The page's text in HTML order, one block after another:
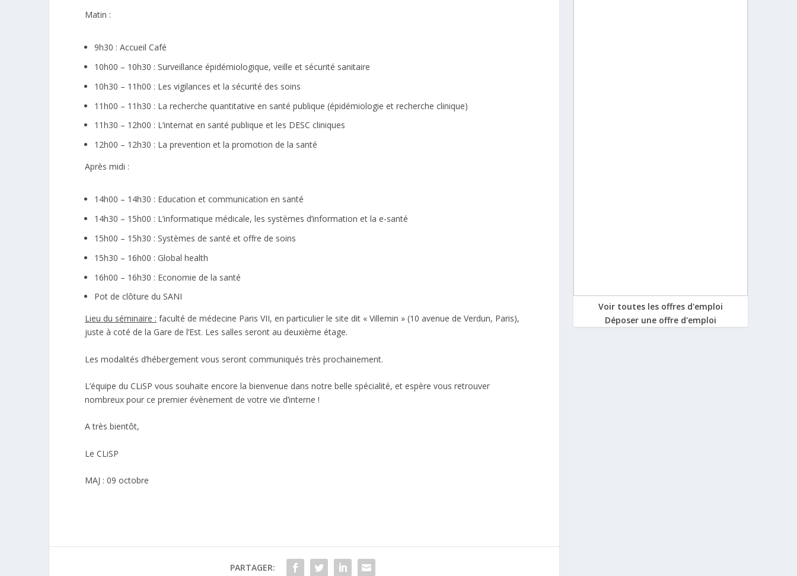
Matin :
9h30 : Accueil Café
10h00 – 10h30 : Surveillance épidémiologique, veille et sécurité sanitaire
10h30 – 11h00 : Les vigilances et la sécurité des soins
11h00 – 11h30 : La recherche quantitative en santé publique (épidémiologie et recherche clinique)
11h30 – 12h00 : L’internat en santé publique et les DESC cliniques
12h00 – 12h30 : La prevention et la promotion de la santé
Après midi :
14h00 – 14h30 : Education et communication en santé
14h30 – 15h00 : L’informatique médicale, les systèmes d’information et la e-santé
15h00 – 15h30 : Systèmes de santé et offre de soins
15h30 – 16h00 : Global health
16h00 – 16h30 : Economie de la santé
Pot de clôture du SANI
Lieu du séminaire : faculté de médecine Paris VII, en particulier le site dit « Villemin » (10 avenue de Verdun, Paris),
juste à coté de la Gare de l’Est. Les salles seront au deuxième étage.
Les modalités d’hébergement vous seront communiqués très prochainement.
L’équipe du CLiSP vous souhaite encore la bienvenue dans notre belle spécialité, et espère vous retrouver
nombreux pour ce premier évènement de votre vie d’interne !
A très bientôt,
Le CLiSP
MAJ : 09 octobre
PARTAGER:
Voir toutes les offres d'emploi
Déposer une offre d'emploi